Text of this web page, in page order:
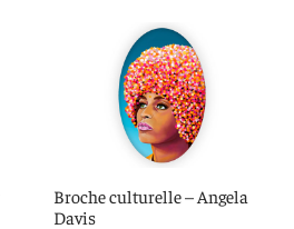
Broche culturelle – Angela
Davis